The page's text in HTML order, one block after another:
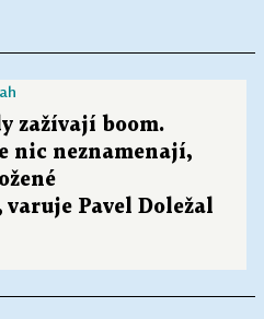
zažívají boom.
nic neznamenají,
Pavel Doležal